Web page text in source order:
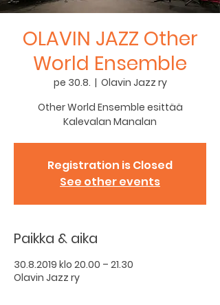
OLAVIN JAZZ Other
World Ensemble
pe 30.8.
  |
Olavin Jazz ry
Other World Ensemble esittää
Kalevalan Manalan
Registration is Closed
See other events
Paikka & aika
30.8.2019 klo 20.00 – 21.30
Olavin Jazz ry